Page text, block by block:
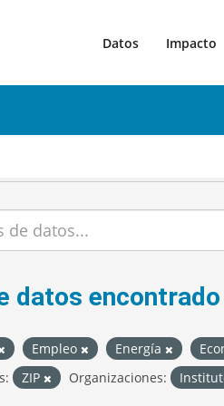
Datos Impacto
datos encontrado
Empleo Energía
ZIP Organizaciones: